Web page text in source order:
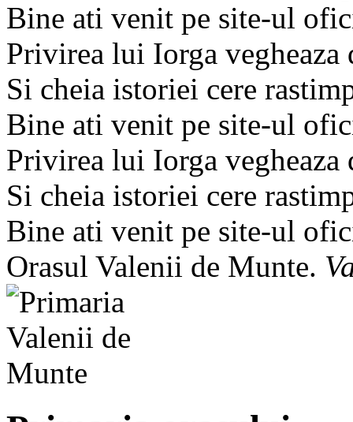
Bine ati venit pe site-ul
Privirea lui Iorga
Si cheia istoriei cere
Bine ati venit pe site-ul
Privirea lui Iorga
Si cheia istoriei cere
Bine ati venit pe site-ul
Orasul Valenii de Munte.